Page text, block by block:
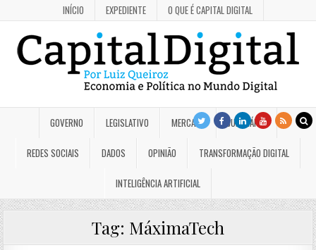
INÍCIO EXPEDIENTE O QUE É CAPITAL DIGITAL
GOVERNO LEGISLATIVO MERCADO JUDICIÁRIO
REDES SOCIAIS DADOS OPINIÃO TRANSFORMAÇÃO DIGITAL
INTELIGÊNCIA ARTIFICIAL
Tag: MáximaTech